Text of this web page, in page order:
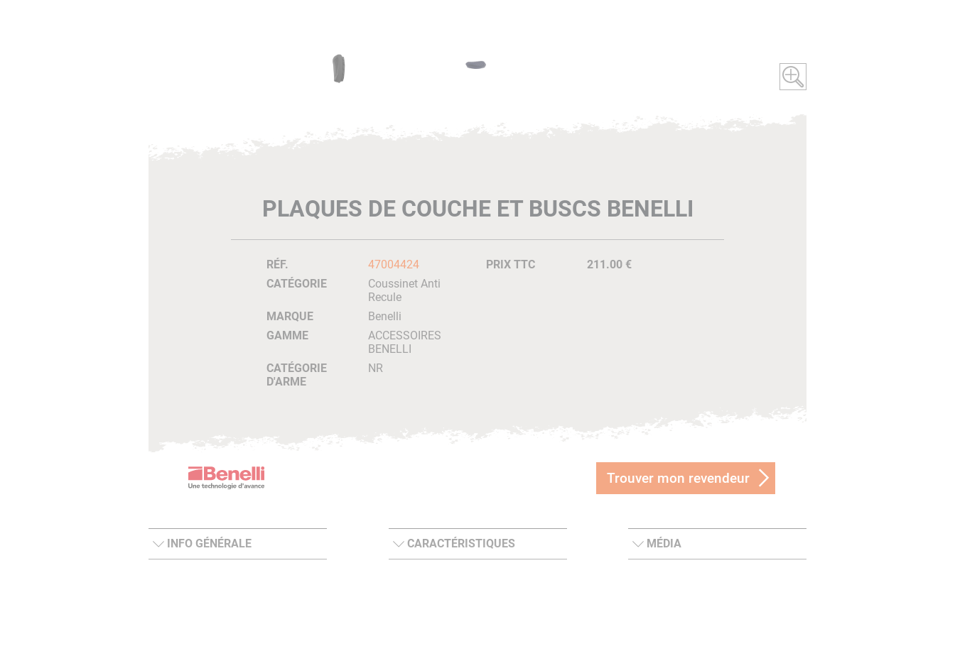
PLAQUES DE COUCHE ET BUSCS BENELLI
RÉF.
47004424
CATÉGORIE
Coussinet Anti
Recule
MARQUE
Benelli
GAMME
ACCESSOIRES
BENELLI
CATÉGORIE
D'ARME
NR
PRIX TTC 211.00 €
Trouver mon revendeur
INFO GÉNÉRALE CARACTÉRISTIQUES MÉDIA